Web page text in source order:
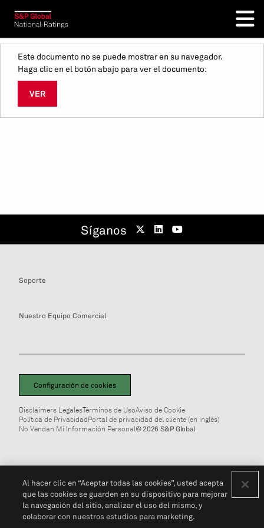
Este documento no se puede mostrar en su navegador.
Haga clic en el botón abajo para ver el documento:
VER
Síganos
Soporte
Nuestro Equipo Comercial
Configuración de cookies
Disclaimers LegalesTérminos de UsoAviso de Cookie
Política de PrivacidadPortal de privacidad del cliente (en inglés)
No Vendan Mi Información Personal© 2026 S&P Global
Al hacer clic en “Aceptar todas las cookies”, usted acepta
que las cookies se guarden en su dispositivo para mejorar
la navegación del sitio, analizar el uso del mismo, y
colaborar con nuestros estudios para marketing.